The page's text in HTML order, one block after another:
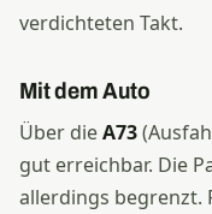
verdichteten Takt.
Mit dem Auto
Über dieA73
gut erreichbar. Die
allerdings begrenzt.